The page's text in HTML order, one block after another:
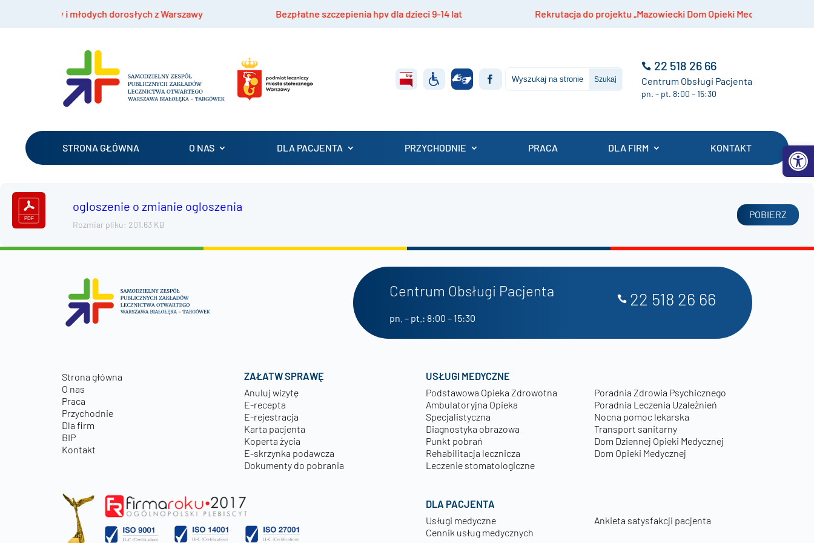
i młodych dorosłych z Warszawy Bezpłatne szczepienia hpv dla dzieci 9-14 lat Rekrutacja do projektu „Mazowiecki Dom Opieki Medycznej”
22 518 26 66
Centrum Obsługi Pacjenta
pn. – pt. 8:00 – 15:30
STRONA GŁÓWNA O NAS DLA PACJENTA PRZYCHODNIE PRACA DLA FIRM KONTAKT
ogloszenie o zmianie ogloszenia
Rozmiar pliku: 201.63 KB
POBIERZ
Centrum Obsługi Pacjenta
pn. – pt.: 8:00 – 15:30
22 518 26 66
Strona główna
O nas
Praca
Przychodnie
Dla firm
BIP
Kontakt
ZAŁATW SPRAWĘ
Anuluj wizytę
E-recepta
E-rejestracja
Karta pacjenta
Koperta życia
E-skrzynka podawcza
Dokumenty do pobrania
USŁUGI MEDYCZNE
Podstawowa Opieka Zdrowotna
Ambulatoryjna Opieka
Specjalistyczna
Diagnostyka obrazowa
Punkt pobrań
Rehabilitacja lecznicza
Leczenie stomatologiczne
Poradnia Zdrowia Psychicznego
Poradnia Leczenia Uzależnień
Nocna pomoc lekarska
Transport sanitarny
Dom Dziennej Opieki Medycznej
Dom Opieki Medycznej
DLA PACJENTA
Usługi medyczne
Cennik usług medycznych
Ankieta satysfakcji pacjenta